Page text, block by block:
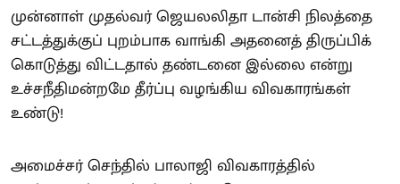
முன்னாள் முதல்வர் ஜெயலலிதா டான்சி நிலத்தை
சட்டத்துக்குப் புறம்பாக வாங்கி அதனைத் திருப்பிக்
கொடுத்து விட்டதால் தண்டனை இல்லை என்று
உச்சநீதிமன்றமே தீர்ப்பு வழங்கிய விவகாரங்கள்
உண்டு!
அமைச்சர் செந்தில் பாலாஜி விவகாரத்தில்